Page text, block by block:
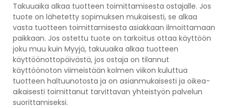
Takuuaika alkaa tuotteen toimittamisesta ostajalle. Jos
tuote on lähetetty sopimuksen mukaisesti, se alkaa
vasta tuotteen toimittamisesta asiakkaan ilmoittamaan
paikkaan. Jos ostettu tuote on tarkoitus ottaa käyttöön
joku muu kuin Myyjä, takuuaika alkaa tuotteen
käyttöönottopäivästä, jos ostaja on tilannut
käyttöönoton viimeistään kolmen viikon kuluttua
tuotteen haltuunotosta ja on asianmukaisesti ja oikea-
aikaisesti toimittanut tarvittavan yhteistyön palvelun
suorittamiseksi.